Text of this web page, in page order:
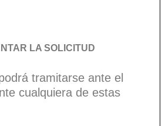
LA SOLICITUD
tramitarse ante el
cualquiera de estas